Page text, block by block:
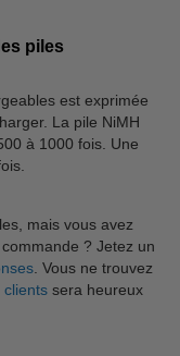
piles
est exprimée
La pile NiMH
à 1000 fois. Une
mais vous avez
? Jetez un
. Vous ne trouvez
clients sera heureux